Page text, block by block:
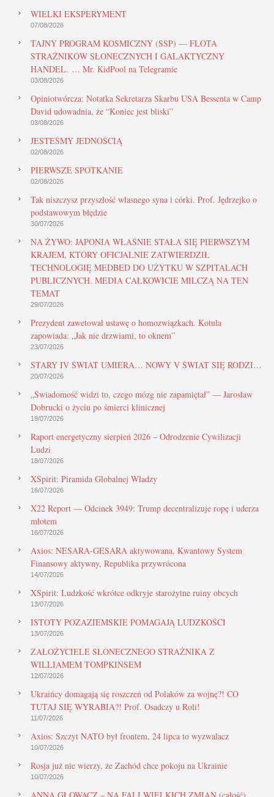
WIELKI EKSPERYMENT
07/08/2026
TAJNY PROGRAM KOSMICZNY (SSP) — FLOTA
STRAŻNIKÓW SŁONECZNYCH I GALAKTYCZNY
HANDEL. … Mr. KidPool na Telegramie
03/08/2026
Opiniotwórcza: Notatka Sekretarza Skarbu USA Bessenta w Camp
David udowadnia, że “Koniec jest bliski”
03/08/2026
JESTEŚMY JEDNOŚCIĄ
02/08/2026
PIERWSZE SPOTKANIE
02/08/2026
Tak niszczysz przyszłość własnego syna i córki. Prof. Jędrzejko o
podstawowym błędzie
30/07/2026
NA ŻYWO: JAPONIA WŁAŚNIE STAŁA SIĘ PIERWSZYM
KRAJEM, KTÓRY OFICJALNIE ZATWIERDZIŁ
TECHNOLOGIĘ MEDBED DO UŻYTKU W SZPITALACH
PUBLICZNYCH. MEDIA CAŁKOWICIE MILCZĄ NA TEN
TEMAT
29/07/2026
Prezydent zawetował ustawę o homozwiązkach. Kotula
zapowiada: „Jak nie drzwiami, to oknem”
23/07/2026
STARY IV ŚWIAT UMIERA… NOWY V ŚWIAT SIĘ RODZI…
20/07/2026
„Świadomość widzi to, czego mózg nie zapamiętał” — Jarosław
Dobrucki o życiu po śmierci klinicznej
19/07/2026
Raport energetyczny sierpień 2026 – Odrodzenie Cywilizacji
Ludzi
18/07/2026
XSpirit: Piramida Globalnej Władzy
16/07/2026
X22 Report — Odcinek 3949: Trump decentralizuje ropę i uderza
młotem
16/07/2026
Axios: NESARA-GESARA aktywowana, Kwantowy System
Finansowy aktywny, Republika przywrócona
14/07/2026
XSpirit: Ludzkość wkrótce odkryje starożytne ruiny obcych
13/07/2026
ISTOTY POZAZIEMSKIE POMAGAJĄ LUDZKOŚCI
13/07/2026
ZAŁOŻYCIELE SŁONECZNEGO STRAŻNIKA Z
WILLIAMEM TOMPKINSEM
12/07/2026
Ukraińcy domagają się roszczeń od Polaków za wojnę?! CO
TUTAJ SIĘ WYRABIA?! Prof. Osadczy u Roli!
11/07/2026
Axios: Szczyt NATO był frontem, 24 lipca to wyzwalacz
10/07/2026
Rosja już nie wierzy, że Zachód chce pokoju na Ukrainie
10/07/2026